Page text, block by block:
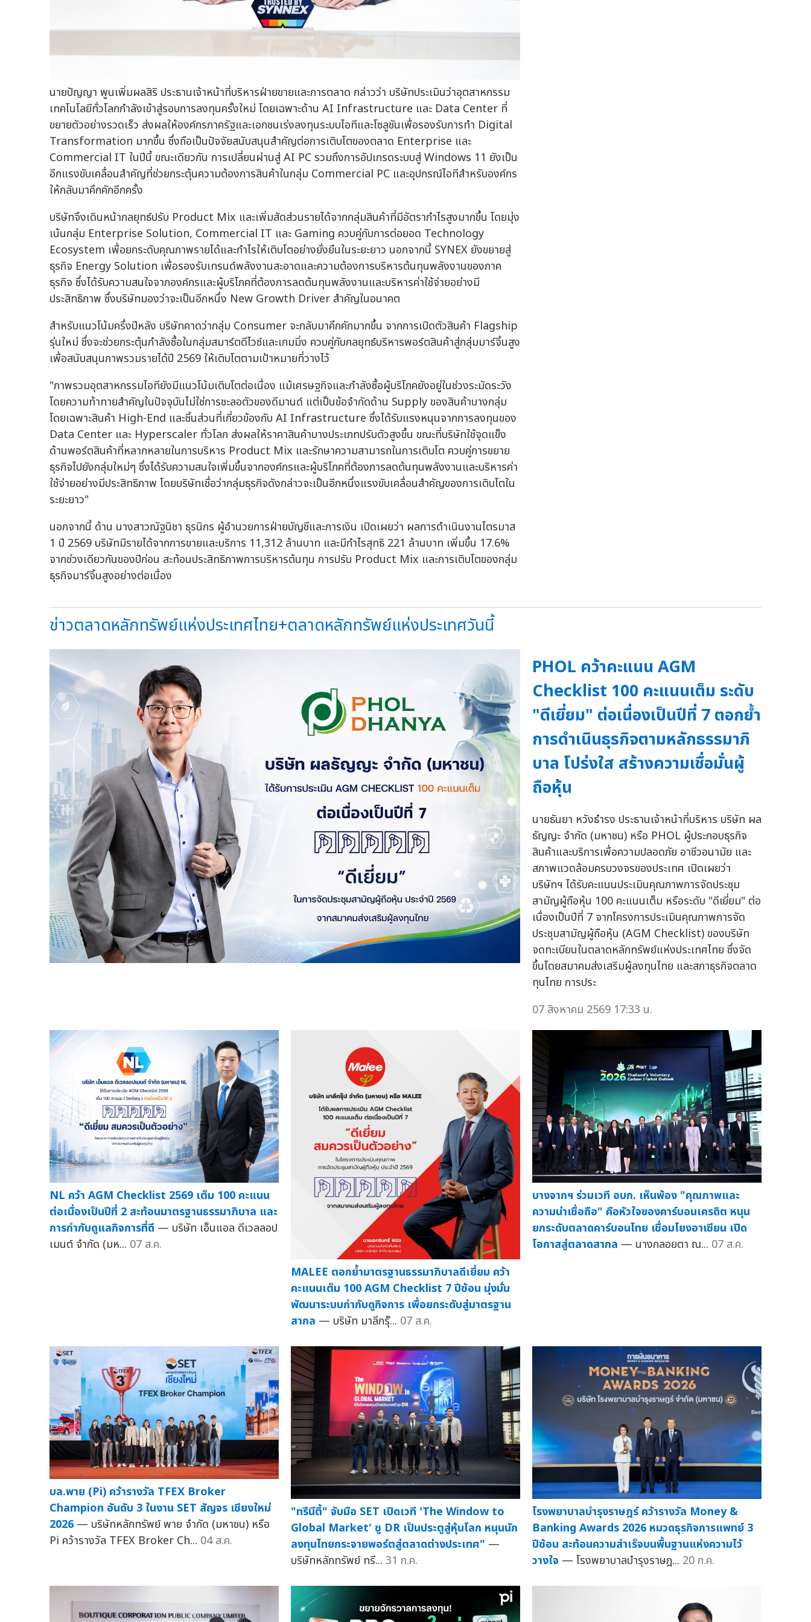
นายปัญญา พูนเพิ่มผลสิริ ประธานเจ้าหน้าที่บริหารฝ่ายขายและการตลาด กล่าวว่า บริษัทประเมินว่าอุตสาหกรรม
เทคโนโลยีทั่วโลกกำลังเข้าสู่รอบการลงทุนครั้งใหม่ โดยเฉพาะด้าน AI Infrastructure และ Data Center ที่
ขยายตัวอย่างรวดเร็ว ส่งผลให้องค์กรภาครัฐและเอกชนเร่งลงทุนระบบไอทีและโซลูชันเพื่อรองรับการทำ Digital
Transformation มากขึ้น ซึ่งถือเป็นปัจจัยสนับสนุนสำคัญต่อการเติบโตของตลาด Enterprise และ
Commercial IT ในปีนี้ ขณะเดียวกัน การเปลี่ยนผ่านสู่ AI PC รวมถึงการอัปเกรดระบบสู่ Windows 11 ยังเป็น
อีกแรงขับเคลื่อนสำคัญที่ช่วยกระตุ้นความต้องการสินค้าในกลุ่ม Commercial PC และอุปกรณ์ไอทีสำหรับองค์กร
ให้กลับมาคึกคักอีกครั้ง
บริษัทจึงเดินหน้ากลยุทธ์ปรับ Product Mix และเพิ่มสัดส่วนรายได้จากกลุ่มสินค้าที่มีอัตรากำไรสูงมากขึ้น โดยมุ่ง
เน้นกลุ่ม Enterprise Solution, Commercial IT และ Gaming ควบคู่กับการต่อยอด Technology
Ecosystem เพื่อยกระดับคุณภาพรายได้และกำไรให้เติบโตอย่างยั่งยืนในระยะยาว นอกจากนี้ SYNEX ยังขยายสู่
ธุรกิจ Energy Solution เพื่อรองรับเทรนด์พลังงานสะอาดและความต้องการบริหารต้นทุนพลังงานของภาค
ธุรกิจ ซึ่งได้รับความสนใจจากองค์กรและผู้บริโภคที่ต้องการลดต้นทุนพลังงานและบริหารค่าใช้จ่ายอย่างมี
ประสิทธิภาพ ซึ่งบริษัทมองว่าจะเป็นอีกหนึ่ง New Growth Driver สำคัญในอนาคต
สำหรับแนวโน้มครึ่งปีหลัง บริษัทคาดว่ากลุ่ม Consumer จะกลับมาคึกคักมากขึ้น จากการเปิดตัวสินค้า Flagship
รุ่นใหม่ ซึ่งจะช่วยกระตุ้นกำลังซื้อในกลุ่มสมาร์ตดีไวซ์และเกมมิ่ง ควบคู่กับกลยุทธ์บริหารพอร์ตสินค้าสู่กลุ่มมาร์จิ้นสูง
เพื่อสนับสนุนภาพรวมรายได้ปี 2569 ให้เติบโตตามเป้าหมายที่วางไว้
"ภาพรวมอุตสาหกรรมไอทียังมีแนวโน้มเติบโตต่อเนื่อง แม้เศรษฐกิจและกำลังซื้อผู้บริโภคยังอยู่ในช่วงระมัดระวัง
โดยความท้าทายสำคัญในปัจจุบันไม่ใช่การชะลอตัวของดีมานด์ แต่เป็นข้อจำกัดด้าน Supply ของสินค้าบางกลุ่ม
โดยเฉพาะสินค้า High-End และชิ้นส่วนที่เกี่ยวข้องกับ AI Infrastructure ซึ่งได้รับแรงหนุนจากการลงทุนของ
Data Center และ Hyperscaler ทั่วโลก ส่งผลให้ราคาสินค้าบางประเภทปรับตัวสูงขึ้น ขณะที่บริษัทใช้จุดแข็ง
ด้านพอร์ตสินค้าที่หลากหลายในการบริหาร Product Mix และรักษาความสามารถในการเติบโต ควบคู่การขยาย
ธุรกิจไปยังกลุ่มใหม่ๆ ซึ่งได้รับความสนใจเพิ่มขึ้นจากองค์กรและผู้บริโภคที่ต้องการลดต้นทุนพลังงานและบริหารค่า
ใช้จ่ายอย่างมีประสิทธิภาพ โดยบริษัทเชื่อว่ากลุ่มธุรกิจดังกล่าวจะเป็นอีกหนึ่งแรงขับเคลื่อนสำคัญของการเติบโตใน
ระยะยาว"
นอกจากนี้ ด้าน นางสาวณัฐนิชา ธุรนิกร ผู้อำนวยการฝ่ายบัญชีและการเงิน เปิดเผยว่า ผลการดำเนินงานไตรมาส
1 ปี 2569 บริษัทมีรายได้จากการขายและบริการ 11,312 ล้านบาท และมีกำไรสุทธิ 221 ล้านบาท เพิ่มขึ้น 17.6%
จากช่วงเดียวกันของปีก่อน สะท้อนประสิทธิภาพการบริหารต้นทุน การปรับ Product Mix และการเติบโตของกลุ่ม
ธุรกิจมาร์จิ้นสูงอย่างต่อเนื่อง
ข่าวตลาดหลักทรัพย์แห่งประเทศไทย+ตลาดหลักทรัพย์แห่งประเทศวันนี้
PHOL คว้าคะแนน AGM
Checklist 100 คะแนนเต็ม ระดับ
"ดีเยี่ยม" ต่อเนื่องเป็นปีที่ 7 ตอกย้ำ
การดำเนินธุรกิจตามหลักธรรมาภิ
บาล โปร่งใส สร้างความเชื่อมั่นผู้
ถือหุ้น
นายธันยา หวังธำรง ประธานเจ้าหน้าที่บริหาร บริษัท ผล
ธัญญะ จำกัด (มหาชน) หรือ PHOL ผู้ประกอบธุรกิจ
สินค้าและบริการเพื่อความปลอดภัย อาชีวอนามัย และ
สภาพแวดล้อมครบวงจรของประเทศ เปิดเผยว่า
บริษัทฯ ได้รับคะแนนประเมินคุณภาพการจัดประชุม
สามัญผู้ถือหุ้น 100 คะแนนเต็ม หรือระดับ "ดีเยี่ยม" ต่อ
เนื่องเป็นปีที่ 7 จากโครงการประเมินคุณภาพการจัด
ประชุมสามัญผู้ถือหุ้น (AGM Checklist) ของบริษัท
จดทะเบียนในตลาดหลักทรัพย์แห่งประเทศไทย ซึ่งจัด
ขึ้นโดยสมาคมส่งเสริมผู้ลงทุนไทย และสภาธุรกิจตลาด
ทุนไทย การประ
07 สิงหาคม 2569 17:33 น.
NL คว้า AGM Checklist 2569 เต็ม 100 คะแนน
ต่อเนื่องเป็นปีที่ 2 สะท้อนมาตรฐานธรรมาภิบาล และ
การกำกับดูแลกิจการที่ดี — บริษัท เอ็นแอล ดีเวลลอป
เมนต์ จำกัด (มห... 07 ส.ค.
MALEE ตอกย้ำมาตรฐานธรรมาภิบาลดีเยี่ยม คว้า
คะแนนเต็ม 100 AGM Checklist 7 ปีซ้อน มุ่งมั่น
พัฒนาระบบกำกับดูกิจการ เพื่อยกระดับสู่มาตรฐาน
สากล — บริษัท มาลีกรุ๊... 07 ส.ค.
บางจากฯ ร่วมเวที อบก. เห็นพ้อง "คุณภาพและ
ความน่าเชื่อถือ" คือหัวใจของคาร์บอนเครดิต หนุน
ยกระดับตลาดคาร์บอนไทย เชื่อมโยงอาเซียน เปิด
โอกาสสู่ตลาดสากล — นางกลอยตา ณ... 07 ส.ค.
บล.พาย (Pi) คว้ารางวัล TFEX Broker
Champion อันดับ 3 ในงาน SET สัญจร เชียงใหม่
2026 — บริษัทหลักทรัพย์ พาย จำกัด (มหาชน) หรือ
Pi คว้ารางวัล TFEX Broker Ch... 04 ส.ค.
"ทรีนีตี้" จับมือ SET เปิดเวที 'The Window to
Global Market' ชู DR เป็นประตูสู่หุ้นโลก หนุนนัก
ลงทุนไทยกระจายพอร์ตสู่ตลาดต่างประเทศ" —
บริษัทหลักทรัพย์ ทรี... 31 ก.ค.
โรงพยาบาลบำรุงราษฎร์ คว้ารางวัล Money &
Banking Awards 2026 หมวดธุรกิจการแพทย์ 3
ปีซ้อน สะท้อนความสำเร็จบนพื้นฐานแห่งความไว้
วางใจ — โรงพยาบาลบำรุงราษฎ... 20 ก.ค.